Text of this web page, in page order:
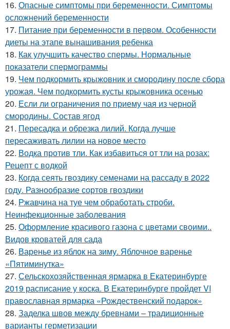
16. Опасные симптомы при беременности. Симптомы
осложнений беременности
17. Питание при беременности в первом. Особенности
диеты на этапе вынашивания ребенка
18. Как улучшить качество спермы. Нормальные
показатели спермограммы
19. Чем подкормить крыжовник и смородину после сбора
урожая. Чем подкормить кусты крыжовника осенью
20. Если ли ограничения по приему чая из черной
смородины. Состав ягод
21. Пересадка и обрезка лилий. Когда лучше
пересаживать лилии на новое место
22. Водка против тли. Как избавиться от тли на розах:
Рецепт с водкой
23. Когда сеять гвоздику семенами на рассаду в 2022
году. Разнообразие сортов гвоздики
24. Ржавчина на туе чем обработать строби.
Неинфекционные заболевания
25. Оформление красивого газона с цветами своими..
Видов кроватей для сада
26. Варенье из яблок на зиму. Яблочное варенье
«Пятиминутка»
27. Сельскохозяйственная ярмарка в Екатеринбурге
2019 расписание у коска. В Екатеринбурге пройдет VI
православная ярмарка «Рождественский подарок»
28. Заделка швов между бревнами – традиционные
варианты герметизации